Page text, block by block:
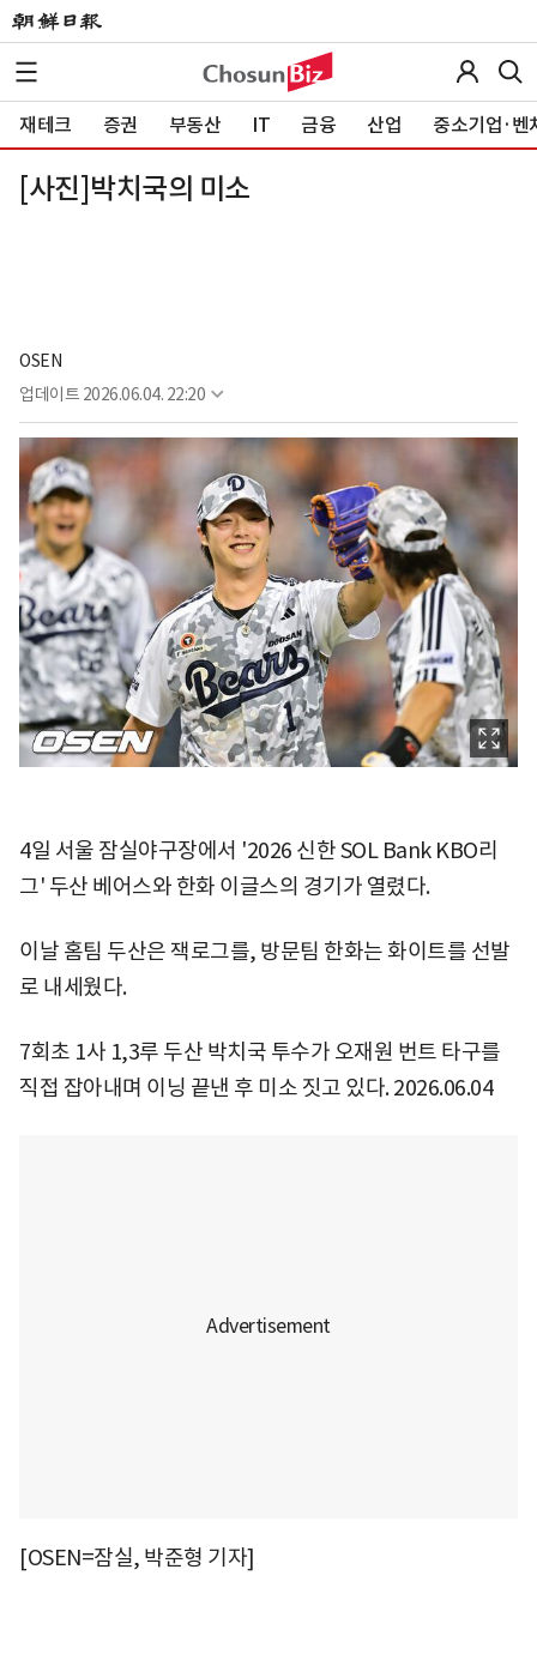
재테크 증권 부동산 IT 금융 산업 중소기업·벤
[사진]박치국의 미소
OSEN
업데이트 2026.06.04. 22:20
4일 서울 잠실야구장에서 '2026 신한 SOL Bank KBO리
그' 두산 베어스와 한화 이글스의 경기가 열렸다.
이날 홈팀 두산은 잭로그를, 방문팀 한화는 화이트를 선발
로 내세웠다.
7회초 1사 1,3루 두산 박치국 투수가 오재원 번트 타구를
직접 잡아내며 이닝 끝낸 후 미소 짓고 있다. 2026.06.04
[OSEN=잠실, 박준형 기자]